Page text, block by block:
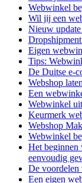
Webwinkel
Wil jij een
Nieuw
Eigen
Tips:
De Duitse e-
Webshop
Een
Webwinkel
Keurmerk
Webshop
Webwinkel
Het beginnen
eenvoudig
De voordelen
Een eigen